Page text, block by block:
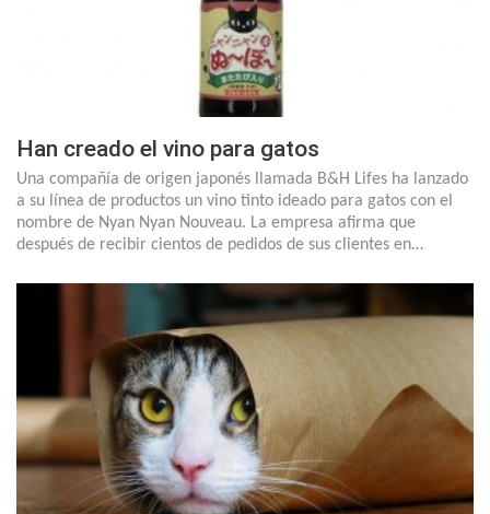
Han creado el vino para gatos
Una compañía de origen japonés llamada B&H Lifes ha lanzado
a su línea de productos un vino tinto ideado para gatos con el
nombre de Nyan Nyan Nouveau. La empresa afirma que
después de recibir cientos de pedidos de sus clientes en…